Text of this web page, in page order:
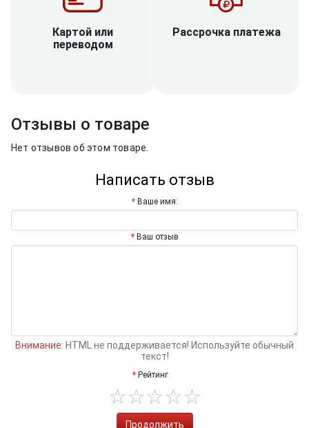
Картой или
переводом
Рассрочка платежа
Отзывы о товаре
Нет отзывов об этом товаре.
Написать отзыв
Ваше имя:
Ваш отзыв
Внимание: HTML не поддерживается! Используйте обычный
текст!
Рейтинг
Продолжить